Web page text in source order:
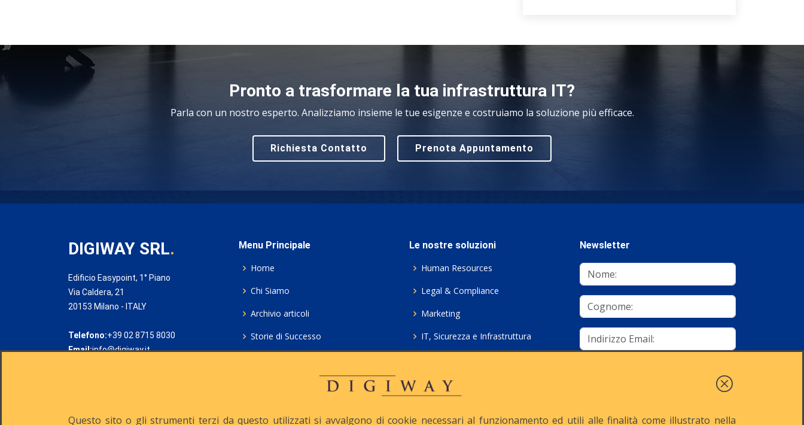
Pronto a trasformare la tua infrastruttura IT?
Parla con un nostro esperto. Analizziamo insieme le tue esigenze e costruiamo la soluzione più efficace.
Richiesta Contatto Prenota Appuntamento
DIGIWAY SRL.
Edificio Easypoint, 1° Piano
Via Caldera, 21
20153 Milano - ITALY
Telefono:+39 02 8715 8030
Email:info@digiway.it
Menu Principale
Home
Chi Siamo
Archivio articoli
Storie di Successo
Le nostre soluzioni
Human Resources
Legal & Compliance
Marketing
IT, Sicurezza e Infrastruttura
Consulenza ICT e Licenze
Newsletter
Questo sito o gli strumenti terzi da questo utilizzati si avvalgono di cookie necessari al funzionamento ed utili alle finalità come illustrato nella